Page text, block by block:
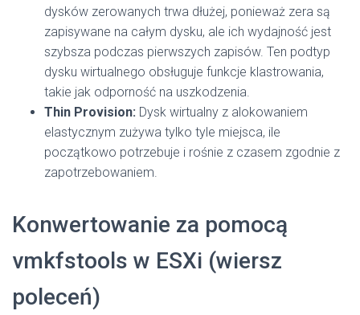
dysków zerowanych trwa dłużej, ponieważ zera są
zapisywane na całym dysku, ale ich wydajność jest
szybsza podczas pierwszych zapisów. Ten podtyp
dysku wirtualnego obsługuje funkcje klastrowania,
takie jak odporność na uszkodzenia.
Thin Provision: Dysk wirtualny z alokowaniem
elastycznym zużywa tylko tyle miejsca, ile
początkowo potrzebuje i rośnie z czasem zgodnie z
zapotrzebowaniem.
Konwertowanie za pomocą
vmkfstools w ESXi (wiersz
poleceń)